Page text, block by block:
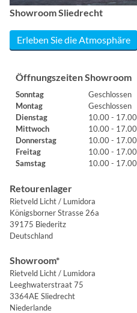
Showroom Sliedrecht
Erleben Sie die Atmosphäre
Öffnungszeiten Showroom
Sonntag
Geschlossen
Montag
Geschlossen
Dienstag
10.00 - 17.00
Mittwoch
10.00 - 17.00
Donnerstag
10.00 - 17.00
Freitag
10.00 - 17.00
Samstag
10.00 - 17.00
Retourenlager
Rietveld Licht / Lumidora
Königsborner Strasse 26a
39175 Biederitz
Deutschland
Showroom*
Rietveld Licht / Lumidora
Leeghwaterstraat 75
3364AE Sliedrecht
Niederlande